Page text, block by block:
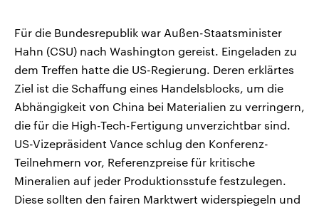
Für die Bundesrepublik war Außen-Staatsminister
Hahn (CSU) nach Washington gereist. Eingeladen zu
dem Treffen hatte die US-Regierung. Deren erklärtes
Ziel ist die Schaffung eines Handelsblocks, um die
Abhängigkeit von China bei Materialien zu verringern,
die für die High-Tech-Fertigung unverzichtbar sind.
US-Vizepräsident Vance schlug den Konferenz-
Teilnehmern vor, Referenzpreise für kritische
Mineralien auf jeder Produktionsstufe festzulegen.
Diese sollten den fairen Marktwert widerspiegeln und